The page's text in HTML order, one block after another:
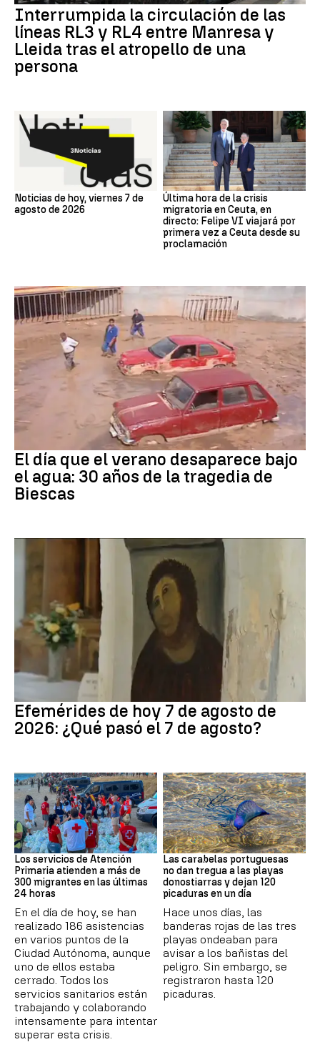
Interrumpida la circulación de las
líneas RL3 y RL4 entre Manresa y
Lleida tras el atropello de una
persona
Noticias de hoy, viernes 7 de
agosto de 2026
Última hora de la crisis
migratoria en Ceuta, en
directo: Felipe VI viajará por
primera vez a Ceuta desde su
proclamación
El día que el verano desaparece bajo
el agua: 30 años de la tragedia de
Biescas
Efemérides de hoy 7 de agosto de
2026: ¿Qué pasó el 7 de agosto?
Crisis migratoria
Los servicios de Atención
Primaria atienden a más de
300 migrantes en las últimas
24 horas
En el día de hoy, se han
realizado 186 asistencias
en varios puntos de la
Ciudad Autónoma, aunque
uno de ellos estaba
cerrado. Todos los
servicios sanitarios están
trabajando y colaborando
intensamente para intentar
superar esta crisis.
PAÍS VASCO
Las carabelas portuguesas
no dan tregua a las playas
donostiarras y dejan 120
picaduras en un día
Hace unos días, las
banderas rojas de las tres
playas ondeaban para
avisar a los bañistas del
peligro. Sin embargo, se
registraron hasta 120
picaduras.